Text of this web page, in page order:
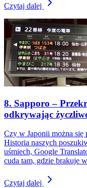
Czytaj dalej
8. Sapporo –
odkrywając
Czy w Japonii można się
Historia naszych
uśmiech, Google
cuda tam, gdzie brakuje
Czytaj dalej